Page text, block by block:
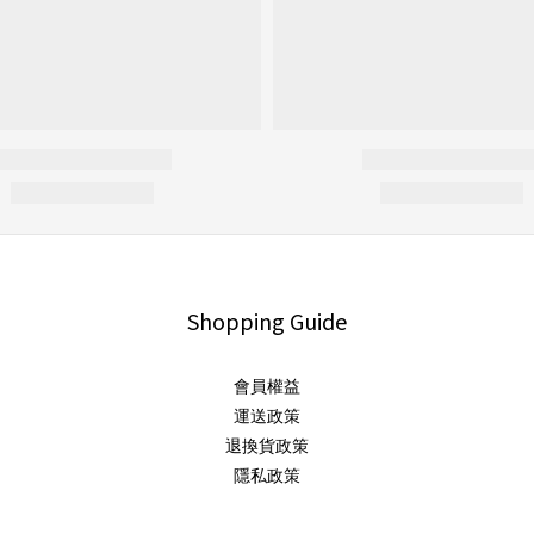
Shopping Guide
會員權益
運送政策
退換貨政策
隱私政策